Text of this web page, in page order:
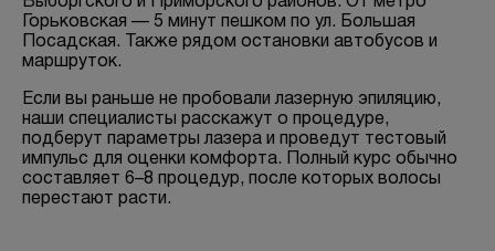
Горьковская — 5 минут пешком по ул. Большая
Посадская. Также рядом остановки автобусов и
маршруток.
Если вы раньше не пробовали лазерную эпиляцию,
наши специалисты расскажут о процедуре,
подберут параметры лазера и проведут тестовый
импульс для оценки комфорта. Полный курс обычно
составляет 6–8 процедур, после которых волосы
перестают расти.